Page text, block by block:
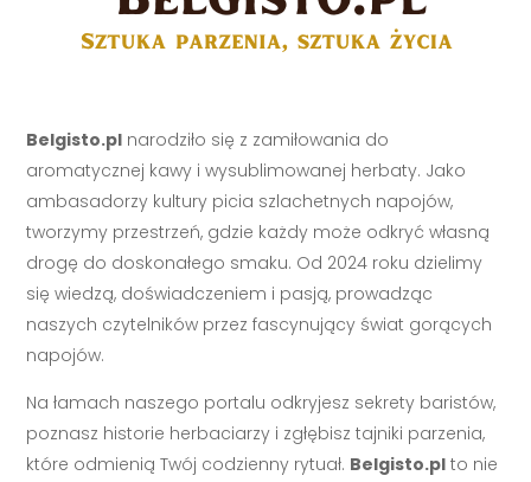
Belgisto.pl narodziło się z zamiłowania do
aromatycznej kawy i wysublimowanej herbaty. Jako
ambasadorzy kultury picia szlachetnych napojów,
tworzymy przestrzeń, gdzie każdy może odkryć własną
drogę do doskonałego smaku. Od 2024 roku dzielimy
się wiedzą, doświadczeniem i pasją, prowadząc
naszych czytelników przez fascynujący świat gorących
napojów.
Na łamach naszego portalu odkryjesz sekrety baristów,
poznasz historie herbaciarzy i zgłębisz tajniki parzenia,
które odmienią Twój codzienny rytuał. Belgisto.pl to nie